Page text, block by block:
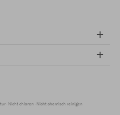
Nicht chloren Nicht chemisch reinigen